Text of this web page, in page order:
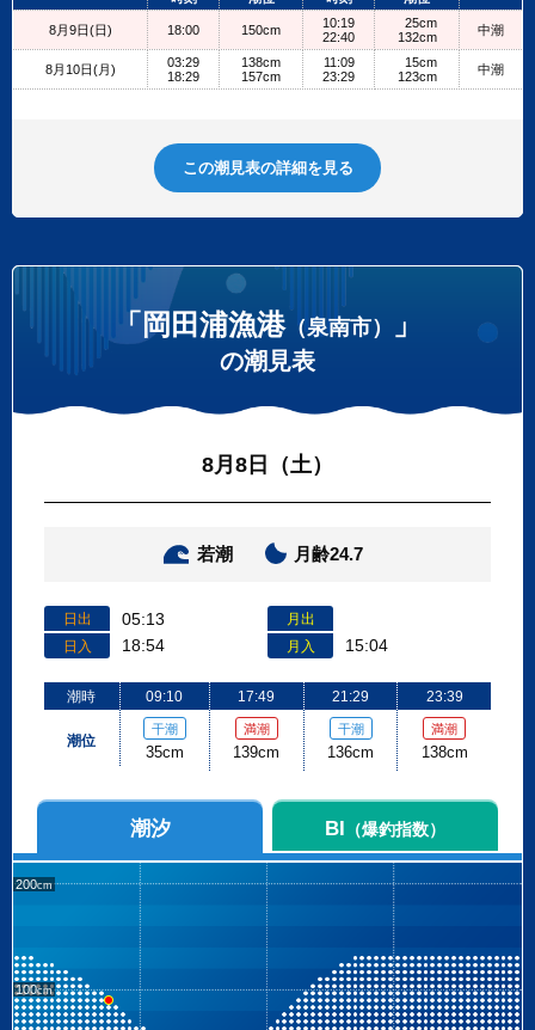
8月9日(日) 18:00 150cm
10:19
22:40
25cm
132cm
中潮
8月10日(月)
03:29
18:29
138cm
157cm
11:09
23:29
15cm
123cm
中潮
この潮見表の詳細を見る
「岡田浦漁港（泉南市） 」
の潮見表
8月8日（土）
若潮 月齢24.7
日出 05:13
日入 18:54
月出
月入
15:04
潮時
潮位
09:10
干潮
35cm
17:49
満潮
139cm
21:29
干潮
136cm
23:39
満潮
138cm
潮汐 BI （爆釣指数）
200
100